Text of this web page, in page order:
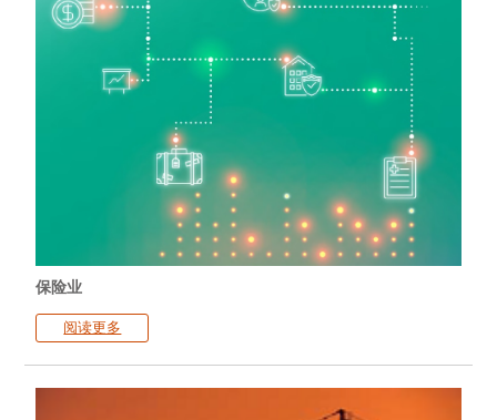
保险业
阅读更多